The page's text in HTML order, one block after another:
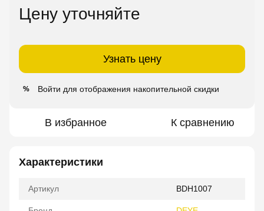
Цену уточняйте
Узнать цену
% Войти для отображения накопительной скидки
В избранное К сравнению
Характеристики
Артикул BDH1007